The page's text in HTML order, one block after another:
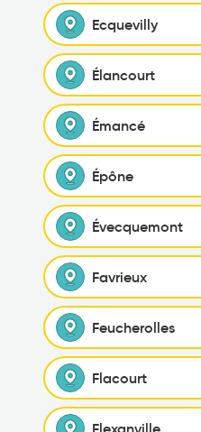
Ecquevilly
Élancourt
Émancé
Épône
Évecquemont
Favrieux
Feucherolles
Flacourt
Flexanville